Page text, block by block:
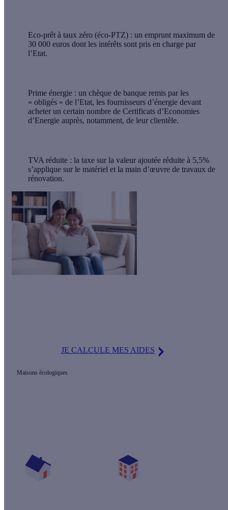
Eco-prêt à taux zéro (éco-PTZ) : un emprunt maximum de
30 000 euros dont les intérêts sont pris en charge par
l’Etat.
Prime énergie : un chèque de banque remis par les
« obligés » de l’Etat, les fournisseurs d’énergie devant
acheter un certain nombre de Certificats d’Economies
d’Energie auprès, notamment, de leur clientèle.
TVA réduite : la taxe sur la valeur ajoutée réduite à 5,5%
s’applique sur le matériel et la main d’œuvre de travaux de
rénovation.
JE CALCULE MES AIDES
Maisons écologiques